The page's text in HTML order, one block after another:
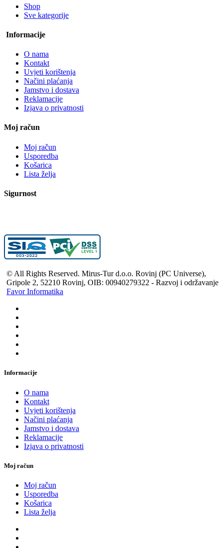
Shop
Sve kategorije
Informacije
O nama
Kontakt
Uvjeti korištenja
Načini plaćanja
Jamstvo i dostava
Reklamacije
Izjava o privatnosti
Moj račun
Moj račun
Usporedba
Košarica
Lista želja
Sigurnost
© All Rights Reserved. Mirus-Tur d.o.o. Rovinj (PC Universe),
Gripole 2, 52210 Rovinj, OIB: 00940279322 - Razvoj i održavanje
Favor Informatika
Informacije
O nama
Kontakt
Uvjeti korištenja
Načini plaćanja
Jamstvo i dostava
Reklamacije
Izjava o privatnosti
Moj račun
Moj račun
Usporedba
Košarica
Lista želja